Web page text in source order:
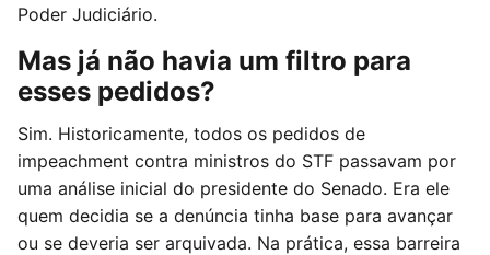
Poder Judiciário.
Mas já não havia um filtro para
esses pedidos?
Sim. Historicamente, todos os pedidos de
impeachment contra ministros do STF passavam por
uma análise inicial do presidente do Senado. Era ele
quem decidia se a denúncia tinha base para avançar
ou se deveria ser arquivada. Na prática, essa barreira